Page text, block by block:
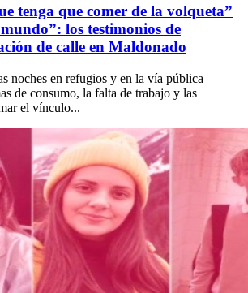
tenga que comer de la volqueta”
los testimonios de
de calle en Maldonado
noches en refugios y en la vía pública
de consumo, la falta de trabajo y las
el vínculo...